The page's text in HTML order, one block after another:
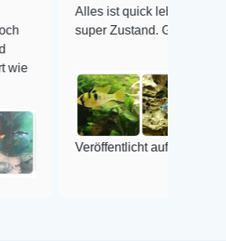
Alles ist quick lebendig und im
super Zustand. Gerne wieder 😃
Veröffentlicht auf Google